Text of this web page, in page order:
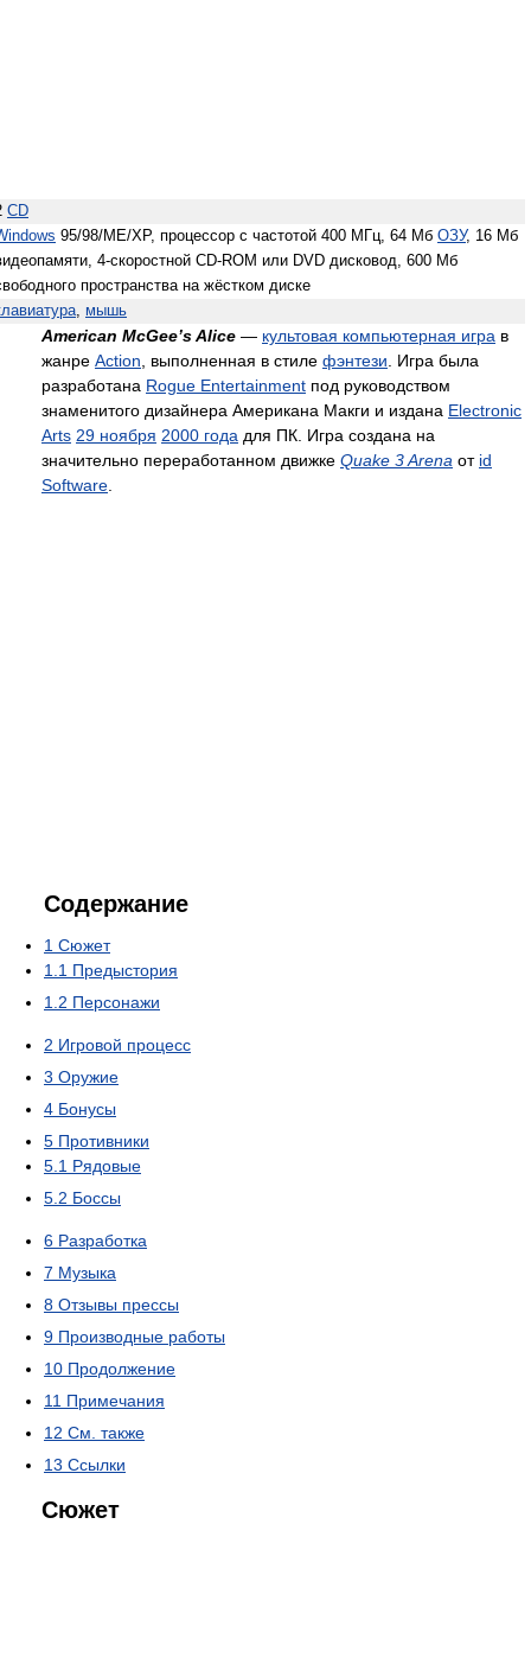
CD
95/98/ME/XP, процессор с частотой 400 МГц, 64 Мб ОЗУ, 16 Мб
4-скоростной CD-ROM или DVD дисковод, 600 Мб
пространства на жёстком диске
, мышь
American McGee’s Alice — культовая компьютерная игра в
жанре Action , выполненная в стиле фэнтези . Игра была
разработана Rogue Entertainment под руководством
знаменитого дизайнера Американа Макги и издана Electronic
Arts 29 ноября 2000 года для ПК. Игра создана на
значительно переработанном движке Quake 3 Arena от id
Software
Содержание
1 Сюжет
1.1 Предыстория
1.2 Персонажи
2 Игровой процесс
3 Оружие
4 Бонусы
5 Противники
5.1 Рядовые
5.2 Боссы
6 Разработка
7 Музыка
8 Отзывы прессы
9 Производные работы
10 Продолжение
11 Примечания
12 См. также
13 Ссылки
Сюжет